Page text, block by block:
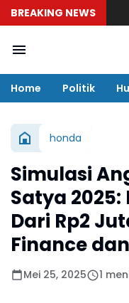
BREAKING NEWS
Home Politik
honda
Simulasi
Satya
Dari Rp2
Finance
Mei 25, 2025 1